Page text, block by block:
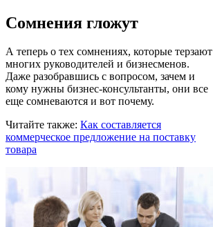
Сомнения гложут
А теперь о тех сомнениях, которые терзают
многих руководителей и бизнесменов.
Даже разобравшись с вопросом, зачем и
кому нужны бизнес-консультанты, они все
еще сомневаются и вот почему.
Читайте также: Как составляется
коммерческое предложение на поставку
товара